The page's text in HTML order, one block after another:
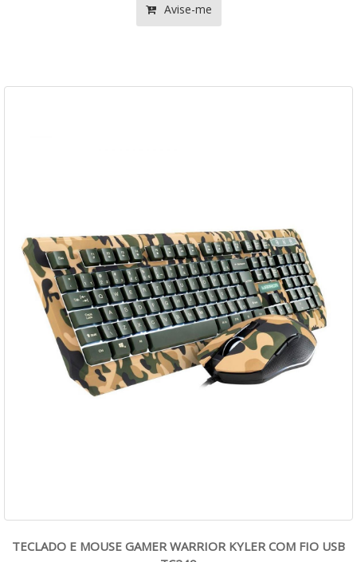
Avise-me
TECLADO E MOUSE GAMER WARRIOR KYLER COM FIO USB